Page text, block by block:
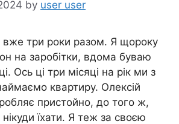
by user user
вже три роки разом. Я щороку
на заробітки, вдома буваю
Ось ці три місяці на рік ми з
квартиру. Олексій
пристойно, до того ж,
їхати. Я теж за своєю